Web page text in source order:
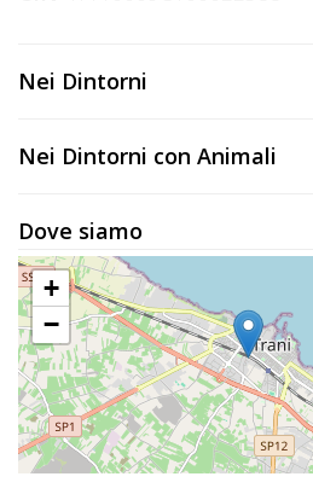
Noi
Inserisci
Attività
Accedi
Registrati
Nei Dintorni
Nei Dintorni con Animali
Dove siamo
+
−